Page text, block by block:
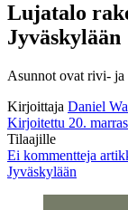
Lujatalo
Jyväskylään
Asunnot ovat rivi- ja
Kirjoittaja Daniel
Kirjoitettu 20.
Tilaajille
Ei kommentteja
Jyväskylään